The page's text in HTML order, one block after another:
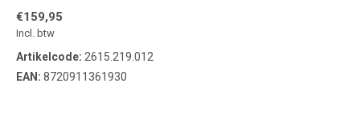
€159,95
Incl. btw
Artikelcode: 2615.219.012
EAN: 8720911361930